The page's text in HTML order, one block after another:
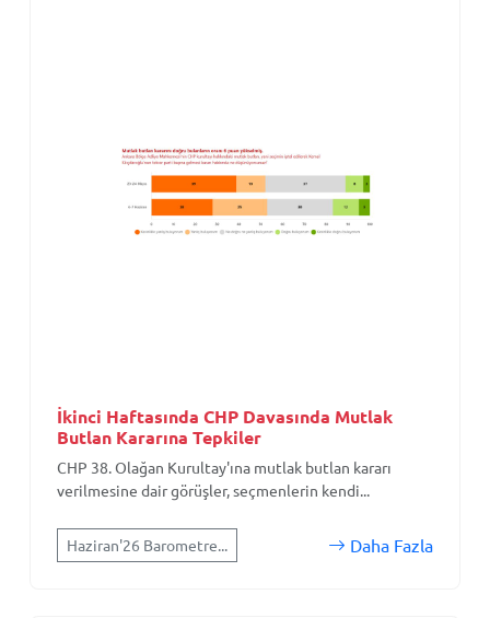
İkinci Haftasında CHP Davasında Mutlak
Butlan Kararına Tepkiler
CHP 38. Olağan Kurultay'ına mutlak butlan kararı
verilmesine dair görüşler, seçmenlerin kendi...
Haziran'26 Barometre... Daha Fazla